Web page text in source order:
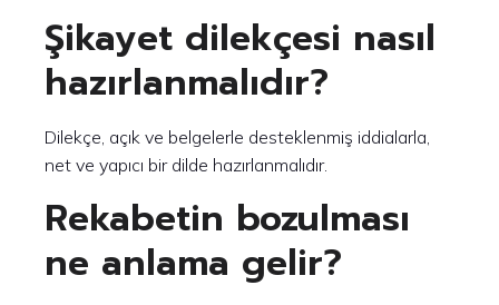
Şikayet dilekçesi nasıl
hazırlanmalıdır?
Dilekçe, açık ve belgelerle desteklenmiş iddialarla,
net ve yapıcı bir dilde hazırlanmalıdır.
Rekabetin bozulması
ne anlama gelir?